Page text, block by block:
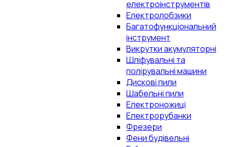
електроінструментів
Електролобзики
Багатофункціональний
інструмент
Викрутки акумуляторні
Шліфувальні та
полірувальні машини
Дискові пили
Шабельні пили
Електроножиці
Електрорубанки
Фрезери
Фени будівельні